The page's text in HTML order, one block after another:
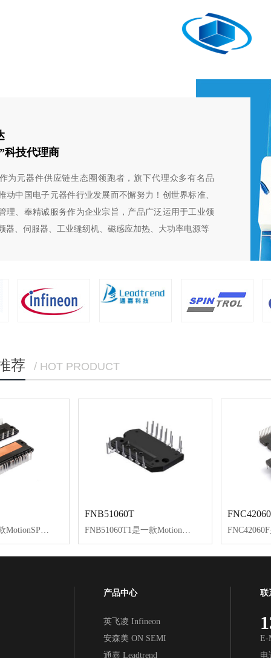
科技代理商
为元器件供应链生态圈领跑者，旗下代理众多有名品
动中国电子元器件行业发展而不懈努力！创世界标准、
理、奉精诚服务作为企业宗旨，产品广泛运用于工业领
器、伺服器、工业缝纫机、磁感应加热、大功率电源等
荐 / HOT PRODUCT
FNB51060T
产品中心
英飞凌 Infineon
安森美 ON SEMI
通嘉 Leadtrend
联
E-
电